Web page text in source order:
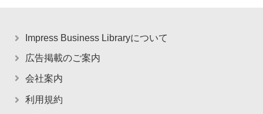
Impress Business Libraryについて
広告掲載のご案内
会社案内
利用規約